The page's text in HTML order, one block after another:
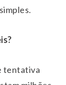
?
tentativa